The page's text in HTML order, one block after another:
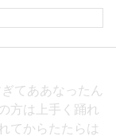
てああなったん
方は上手く踊れ
てからたたらは